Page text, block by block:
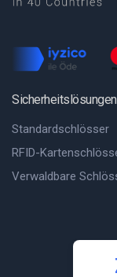
Sicherheitslösungen
Standardschlösser
RFID-
Verwaldbare